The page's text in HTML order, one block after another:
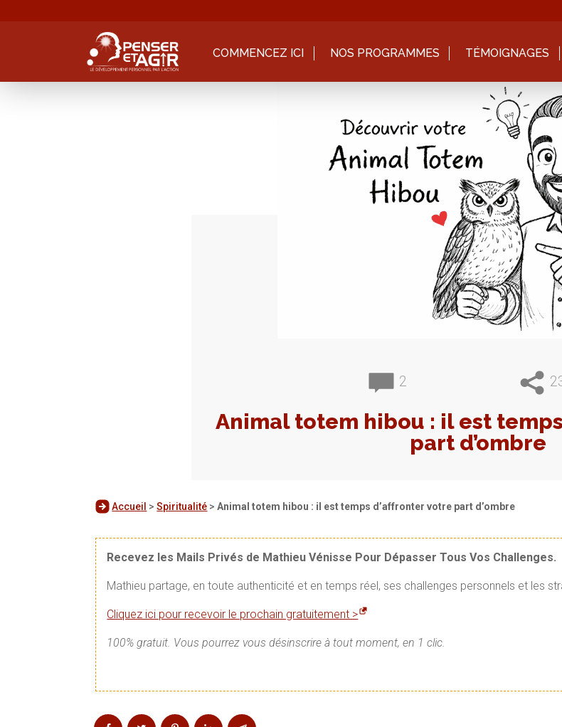
COMMENCEZ ICI NOS PROGRAMMES TÉMOIGNAGES
2
Animal totem hibou : il est
part d’ombre
Accueil >Spiritualité >Animal totem hibou : il est temps d’affronter votre part d’ombre
Recevez les Mails Privés de Mathieu Vénisse Pour Dépasser Tous Vos Challenges.
Mathieu partage, en toute authenticité et en temps réel, ses challenges personnels et les
Cliquez ici pour recevoir le prochain gratuitement >
100% gratuit. Vous pourrez vous désinscrire à tout moment, en 1 clic.